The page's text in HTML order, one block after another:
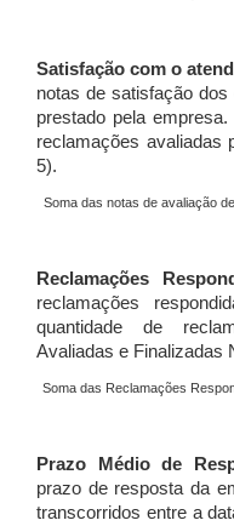
Satisfação com o
notas de satisfação
prestado pela
reclamações avaliadas
5).
Soma das notas de avaliação
Reclamações
reclamações
quantidade de
Avaliadas e Finalizadas
Soma das Reclamações
Prazo Médio de
prazo de resposta da
transcorridos entre a